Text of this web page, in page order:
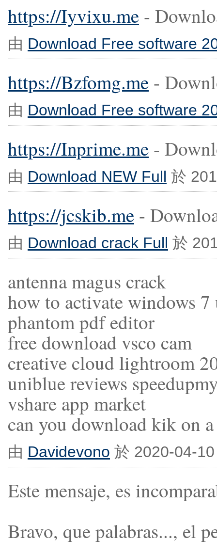
https://Iyvixu.me -
由 Download Free software
https://Bzfomg.me -
由 Download Free software
https://Inprime.me -
由 Download NEW Full 於
https://jcskib.me -
由 Download crack Full 於
antenna magus crack
how to activate windows
phantom pdf editor
free download vsco cam
creative cloud lightroom
uniblue reviews
vshare app market
can you download kik on
由 Davidevono 於 2020-04-
Este mensaje, es
Bravo, que palabras..., el